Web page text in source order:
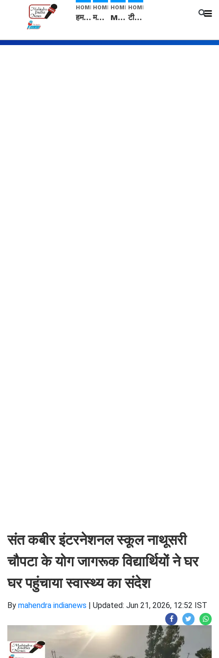
HOME
हम सनातनी..." सांसद kangana Ranaut से क्या बोली लड़की? Viral Jantar-Mantar | CJP protest
HOME
मनीषा हत्याकांड: हत्या, आत्महत्या या कोई बड़ा राज? | Full Story | Josh Haryana
HOME
Mangalsutra: हिंदू धर्म में शादी के बाद मंगलसूत्र क्यों पहनती है महिलाएं, किसने शुरु की ये परंपरा
HOME
टीम बीकेई ने एग्रीकल्चर ग्रेड की यूरिया खाद गट्टों में बदलकर टेक्निकल ग्रेड में बेचने वालों पर करवाई कार्रवाई: लखविंदर सिंह औलख
संत कबीर इंटरनेशनल स्कूल नाथूसरी
चौपटा के योग जागरूक विद्यार्थियों ने घर
घर पहुंचाया स्वास्थ्य का संदेश
By mahendra indianews | Updated: Jun 21, 2026, 12:52 IST